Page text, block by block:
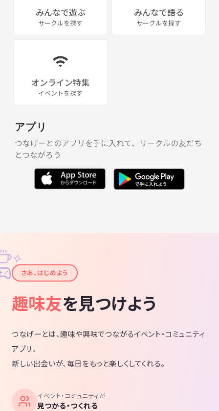
みんなで遊ぶ
サークルを探す
みんなで語る
サークルを探す
オンライン特集
イベントを探す
アプリ
つなげーとのアプリを手に入れて、サークルの友だち
とつながろう
✦
✧
さあ、はじめよう
趣味友を見つけよう
つなげーとは、趣味や興味でつながるイベント・コミュニティ
アプリ。
新しい出会いが、毎日をもっと楽しくしてくれる。
イベント・コミュニティが
見つかる・つくれる